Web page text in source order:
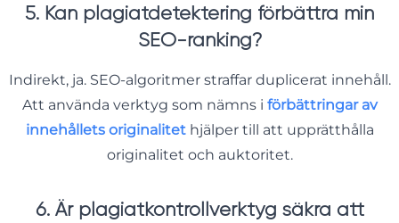
5. Kan plagiatdetektering förbättra min
SEO-ranking?
Indirekt, ja. SEO-algoritmer straffar duplicerat innehåll.
Att använda verktyg som nämns i förbättringar av
innehållets originalitethjälper till att upprätthålla
originalitet och auktoritet.
6. Är plagiatkontrollverktyg säkra att